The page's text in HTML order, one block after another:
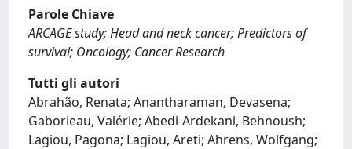
Parole Chiave
ARCAGE study; Head and neck cancer; Predictors of
survival; Oncology; Cancer Research
Tutti gli autori
Abrahão, Renata; Anantharaman, Devasena;
Gaborieau, Valérie; Abedi-Ardekani, Behnoush;
Lagiou, Pagona; Lagiou, Areti; Ahrens, Wolfgang;